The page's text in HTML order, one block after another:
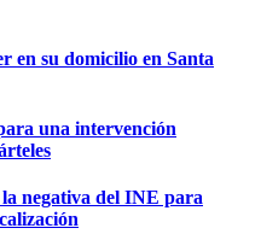
en su domicilio en Santa
una intervención
negativa del INE para